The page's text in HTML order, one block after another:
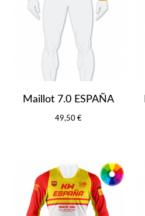
Maillot 7.0 ESPAÑA
49,50 €